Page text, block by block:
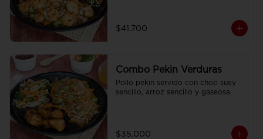
$41.700
Combo Pekin Verduras
Pollo pekin servido con chop suey
sencillo, arroz sencillo y gaseosa.
$35.000